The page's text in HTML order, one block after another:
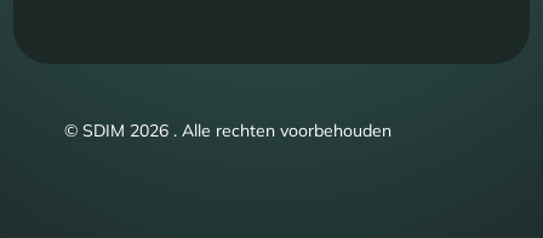
© SDIM 2026 . Alle rechten voorbehouden